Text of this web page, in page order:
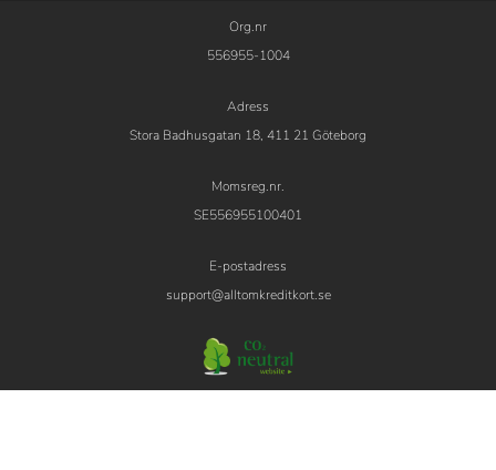
Org.nr
556955-1004
Adress
Stora Badhusgatan 18, 411 21 Göteborg
Momsreg.nr.
SE556955100401
E-postadress
support@alltomkreditkort.se